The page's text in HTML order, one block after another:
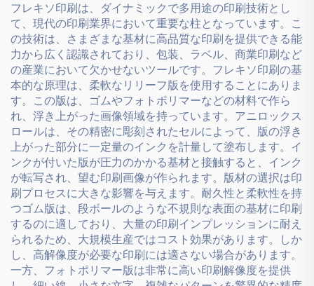
フレキソ印刷は、ダイナミックで多用途の印刷技術とし
て、現代の印刷業界において重要な柱となっています。こ
の技術は、さまざまな基材に高品質な印刷を提供できる能
力から広く認識されており、包装、ラベル、商業印刷など
の産業において欠かせないツールです。フレキソ印刷の基
本的な原理は、柔軟なリリーフ版を使用することにありま
す。この版は、ゴムやフォトポリマーなどの材料で作ら
れ、浮き上がった画像領域を持っています。アニロックス
ロールは、その精密に彫刻されたセルによって、版の浮き
上がった部分に一定量のインクを計量して塗布します。イ
ンクが付いた版が圧力のかかる基材と接触すると、インク
が転写され、望む印刷画像が作られます。版材の選択は印
刷プロセスに大きな影響を与えます。耐久性と柔軟性を持
つゴム版は、段ボールのような不規則な表面の基材に印刷
するのに適しており、大量の印刷インプレッションに耐え
られるため、大規模生産ではコスト効果があります。しか
し、高解像度が必要な印刷には適さない場合があります。
一方、フォトポリマー版は非常に高い印刷解像度を提供